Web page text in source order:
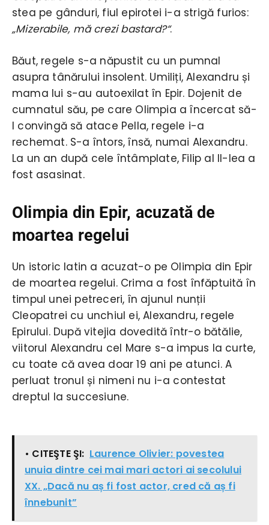
stea pe gânduri, fiul epirotei i-a strigă furios:
„Mizerabile, mă crezi bastard?“.
Băut, regele s-a năpustit cu un pumnal
asupra tânărului insolent. Umiliți, Alexandru și
mama lui s-au autoexilat în Epir. Dojenit de
cumnatul său, pe care Olimpia a încercat să-
l convingă să atace Pella, regele i-a
rechemat. S-a întors, însă, numai Alexandru.
La un an după cele întâmplate, Filip al II-lea a
fost asasinat.
Olimpia din Epir, acuzată de
moartea regelui
Un istoric latin a acuzat-o pe Olimpia din Epir
de moartea regelui. Crima a fost înfăptuită în
timpul unei petreceri, în ajunul nunții
Cleopatrei cu unchiul ei, Alexandru, regele
Epirului. După vitejia dovedită într-o bătălie,
viitorul Alexandru cel Mare s-a impus la curte,
cu toate că avea doar 19 ani pe atunci. A
perluat tronul și nimeni nu i-a contestat
dreptul la succesiune.
• CITEŞTE ŞI: Laurence Olivier: povestea
unuia dintre cei mai mari actori ai secolului
XX. „Dacă nu aș fi fost actor, cred că aș fi
înnebunit”